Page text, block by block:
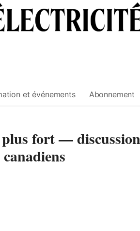
et événements Abonnement
plus fort — discussion